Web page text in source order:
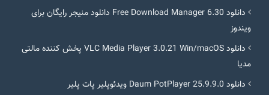
دانلود Free Download Manager 6.30 دانلود منیجر رایگان برای
ویندوز
دانلود VLC Media Player 3.0.21 Win/macOS پخش کننده مالتی
مدیا
دانلود Daum PotPlayer 25.9.9.0 ویدئوپلیر پات پلیر